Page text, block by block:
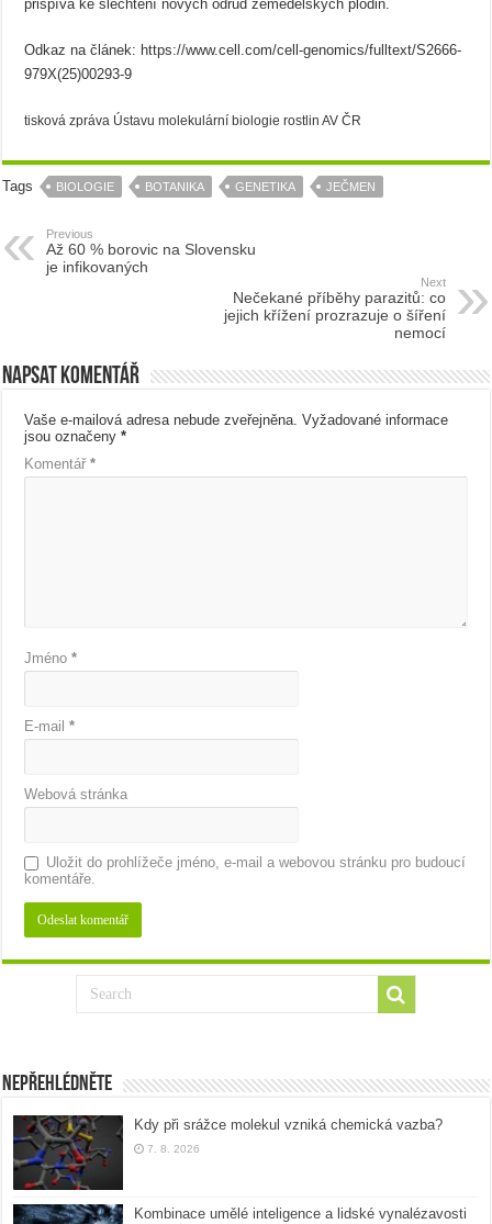
přispívá ke šlechtění nových odrůd zemědělských plodin.
Odkaz na článek: https://www.cell.com/cell-genomics/fulltext/S2666-
979X(25)00293-9
tisková zpráva Ústavu molekulární biologie rostlin AV ČR
Tags BIOLOGIE BOTANIKA GENETIKA JEČMEN
Previous
Až 60 % borovic na Slovensku
je infikovaných
Next
Nečekané příběhy parazitů: co
jejich křížení prozrazuje o šíření
nemocí
Napsat komentář
Vaše e-mailová adresa nebude zveřejněna. Vyžadované informace
jsou označeny*
Komentář*
Jméno*
E-mail*
Webová stránka
Uložit do prohlížeče jméno, e-mail a webovou stránku pro budoucí
komentáře.
Nepřehlédněte
Kdy při srážce molekul vzniká chemická vazba?
7. 8. 2026
Kombinace umělé inteligence a lidské vynalézavosti